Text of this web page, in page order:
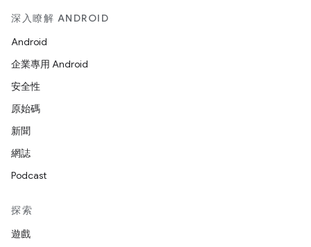
深入瞭解 ANDROID
Android
企業專用 Android
安全性
原始碼
新聞
網誌
Podcast
探索
遊戲